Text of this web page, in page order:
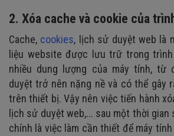
2. Xóa cache và cookie của
Cache, cookies, lịch sử duyệt web là
liệu website được lưu trữ trong
nhiều dung lượng của máy tính, từ
duyệt trở nên nặng nề và có thể gây
trên thiết bị. Vậy nên việc tiến hành
lịch sử duyệt web,... sau một thời
chính là việc làm cần thiết để máy